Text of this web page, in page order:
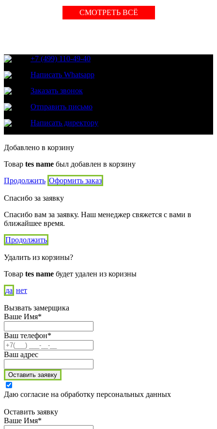
СМОТРЕТЬ ВСЁ
+7 (499) 110-49-40
Написать Whatsapp
Заказать звонок
Отправить письмо
Написать директору
Добавлено в корзину
Товар tes name был добавлен в корзину
Продолжить Оформить заказ
Спасибо за заявку
Спасибо вам за заявку. Наш менеджер свяжется с вами в
ближайшее время.
Продолжить
Удалить из корзины?
Товар tes name будет удален из коризны
да нет
Вызвать замерщика
Ваше Имя*
Ваш телефон*
Ваш адрес
Оставить заявку
Даю согласие на обработку персональных данных
Оставить заявку
Ваше Имя*